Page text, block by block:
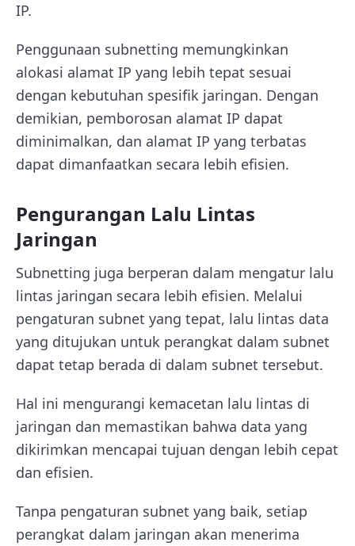
IP.
Penggunaan subnetting memungkinkan
alokasi alamat IP yang lebih tepat sesuai
dengan kebutuhan spesifik jaringan. Dengan
demikian, pemborosan alamat IP dapat
diminimalkan, dan alamat IP yang terbatas
dapat dimanfaatkan secara lebih efisien.
Pengurangan Lalu Lintas
Jaringan
Subnetting juga berperan dalam mengatur lalu
lintas jaringan secara lebih efisien. Melalui
pengaturan subnet yang tepat, lalu lintas data
yang ditujukan untuk perangkat dalam subnet
dapat tetap berada di dalam subnet tersebut.
Hal ini mengurangi kemacetan lalu lintas di
jaringan dan memastikan bahwa data yang
dikirimkan mencapai tujuan dengan lebih cepat
dan efisien.
Tanpa pengaturan subnet yang baik, setiap
perangkat dalam jaringan akan menerima